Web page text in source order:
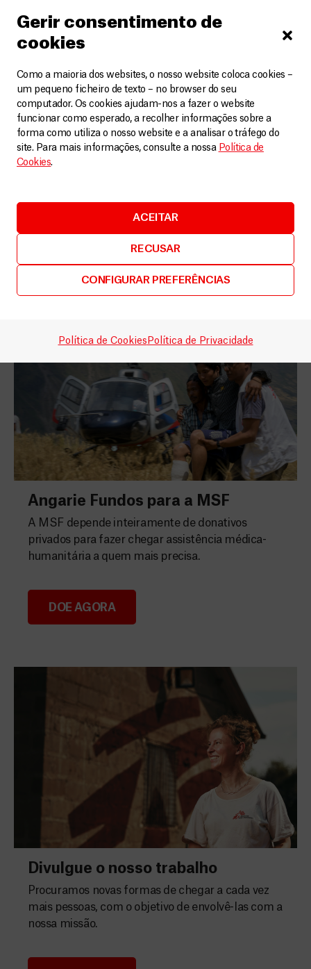
Gerir consentimento de
cookies
Como a maioria dos websites, o nosso website coloca cookies –
um pequeno ficheiro de texto – no browser do seu
computador. Os cookies ajudam-nos a fazer o website
funcionar como esperado, a recolher informações sobre a
forma como utiliza o nosso website e a analisar o tráfego do
site. Para mais informações, consulte a nossa Política de
Cookies.
ACEITAR
RECUSAR
CONFIGURAR PREFERÊNCIAS
Política de Cookies Política de Privacidade
Consignação do IRS 2026
Consignação do IRS 2026
Saiba tudo sobre a consignação de IRS: o que é,
Angarie Fundos para a MSF
Angarie Fundos para a MSF
A MSF depende inteiramente de donativos
privados para fazer chegar assistência médica-
humanitária a quem mais precisa.
DOE AGORA
Divulgue o nosso trabalho
Procuramos novas formas de chegar a cada vez
mais pessoas, com o objetivo de envolvê-las com a
nossa missão.